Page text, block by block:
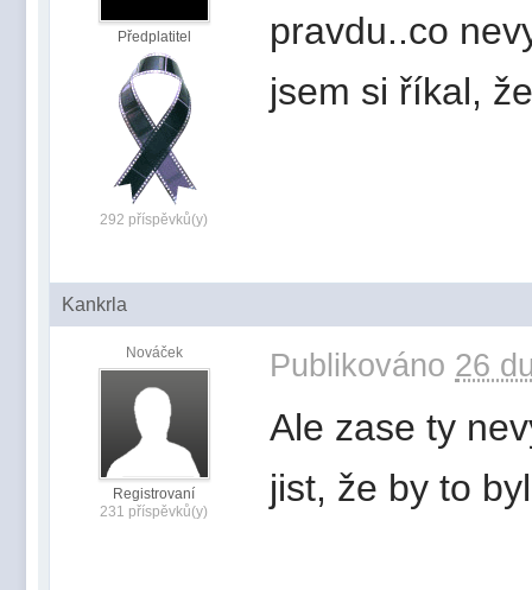
Předplatitel
292 příspěvků(y)
pravdu..co
jsem si říkal,
Kankrla
Nováček
Registrovaní
231 příspěvků(y)
Publikováno 26
Ale zase ty
jist, že by to